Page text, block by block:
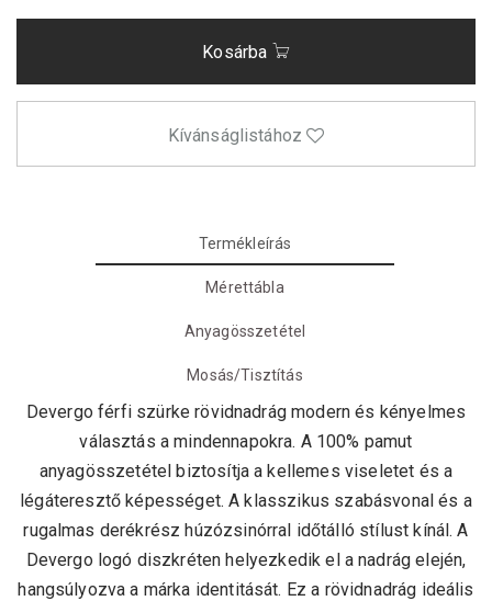
Kosárba
Kívánságlistához
Termékleírás
Mérettábla
Anyagösszetétel
Mosás/Tisztítás
Devergo férfi szürke rövidnadrág modern és kényelmes
választás a mindennapokra. A 100% pamut
anyagösszetétel biztosítja a kellemes viseletet és a
légáteresztő képességet. A klasszikus szabásvonal és a
rugalmas derékrész húzózsinórral időtálló stílust kínál. A
Devergo logó diszkréten helyezkedik el a nadrág elején,
hangsúlyozva a márka identitását. Ez a rövidnadrág ideális